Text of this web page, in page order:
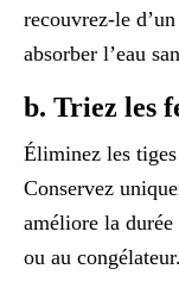
recouvrez-le
absorber l’eau
b. Triez les
Éliminez les
Conservez
améliore la
ou au congélateur.